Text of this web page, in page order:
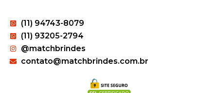
(11) 94743-8079
(11) 93205-2794
@matchbrindes
contato@matchbrindes.com.br